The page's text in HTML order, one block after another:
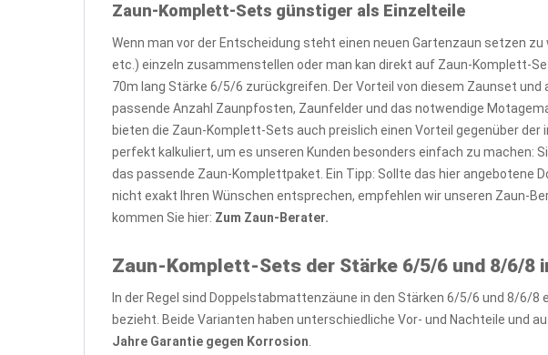
Zaun-Komplett-Sets günstiger als Einzelteile
Wenn man vor der Entscheidung steht einen neuen Gartenzaun setzen
etc.) einzeln zusammenstellen oder man kan direkt auf Zaun-Komplett-
70m lang Stärke 6/5/6 zurückgreifen. Der Vorteil von diesem Zaunset
passende Anzahl Zaunpfosten, Zaunfelder und das notwendige
bieten die Zaun-Komplett-Sets auch preislich einen Vorteil gegenüber
perfekt kalkuliert, um es unseren Kunden besonders einfach zu machen:
das passende Zaun-Komplettpaket. Ein Tipp: Sollte das hier
nicht exakt Ihren Wünschen entsprechen, empfehlen wir unseren Zaun-
kommen Sie hier: Zum Zaun-Berater.
Zaun-Komplett-Sets der Stärke 6/5/6 und 8/6/8
In der Regel sind Doppelstabmattenzäune in den Stärken 6/5/6 und 8/6/
bezieht. Beide Varianten haben unterschiedliche Vor- und Nachteile und
Jahre Garantie gegen Korrosion